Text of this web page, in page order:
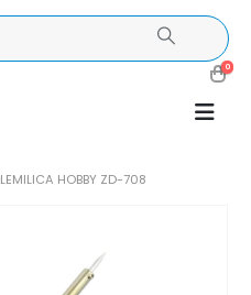
0
LEMILICA HOBBY ZD-708